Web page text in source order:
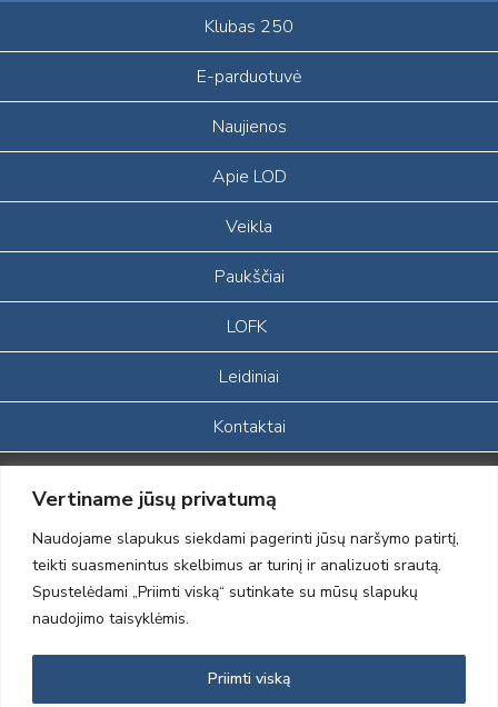
Vertiname jūsų privatumą
Naudojame slapukus siekdami pagerinti jūsų naršymo patirtį,
teikti suasmenintus skelbimus ar turinį ir analizuoti srautą.
Spustelėdami „Priimti viską“ sutinkate su mūsų slapukų
naudojimo taisyklėmis.
Priimti viską
Klubas 250
E-parduotuvė
Naujienos
Apie LOD
Veikla
Paukščiai
LOFK
Leidiniai
Kontaktai
Portalas sukurtas įgyvendinant Lietuvos Respublikos, Europos
ekonominės erdvės ir Norvegijos finansinių mechanizmų iš dalies
finansuojamą paprojektį
„LOD visuomeninės /gamtosauginės veiklos sustiprinimas ir įvaizdžio
formavimas įtraukiant visuomenę į aplinkosauginių tyrimų veiklą“
(paprojekčio
įgyvendinimo sutarties numeris 2004-LT0008-NVO-1EEE/NOR-02-
2012 © Lietuvos Ornitologų Draugija © 2014, Visos teisės saugomos